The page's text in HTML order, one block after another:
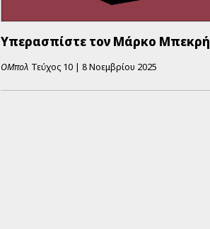
Υπερασπίστε τον Μάρκο Μπεκρή
ΟΜπολ Τεύχος 10 | 8 Νοεμβρίου 2025